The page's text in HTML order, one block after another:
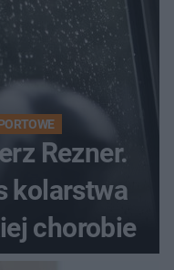
Rezner.
kolarstwa
chorobie